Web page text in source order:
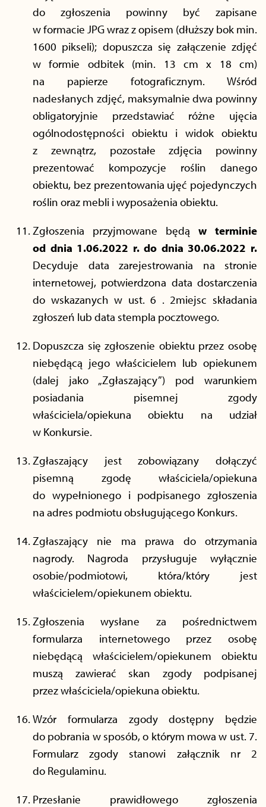
do zgłoszenia powinny być zapisane
w formacie JPG wraz z opisem (dłuższy bok min.
1600 pikseli); dopuszcza się załączenie zdjęć
w formie odbitek (min. 13 cm x 18 cm)
na papierze fotograficznym. Wśród
nadesłanych zdjęć, maksymalnie dwa powinny
obligatoryjnie przedstawiać różne ujęcia
ogólnodostępności obiektu i widok obiektu
z zewnątrz, pozostałe zdjęcia powinny
prezentować kompozycje roślin danego
obiektu, bez prezentowania ujęć pojedynczych
roślin oraz mebli i wyposażenia obiektu.
Zgłoszenia przyjmowane będą w terminie
od dnia 1.06.2022 r. do dnia 30.06.2022 r.
Decyduje data zarejestrowania na stronie
internetowej, potwierdzona data dostarczenia
do wskazanych w ust. 6 . 2miejsc składania
zgłoszeń lub data stempla pocztowego.
Dopuszcza się zgłoszenie obiektu przez osobę
niebędącą jego właścicielem lub opiekunem
(dalej jako „Zgłaszający”) pod warunkiem
posiadania pisemnej zgody
właściciela/opiekuna obiektu na udział
w Konkursie.
Zgłaszający jest zobowiązany dołączyć
pisemną zgodę właściciela/opiekuna
do wypełnionego i podpisanego zgłoszenia
na adres podmiotu obsługującego Konkurs.
Zgłaszający nie ma prawa do otrzymania
nagrody. Nagroda przysługuje wyłącznie
osobie/podmiotowi, która/który jest
właścicielem/opiekunem obiektu.
Zgłoszenia wysłane za pośrednictwem
formularza internetowego przez osobę
niebędącą właścicielem/opiekunem obiektu
muszą zawierać skan zgody podpisanej
przez właściciela/opiekuna obiektu.
Wzór formularza zgody dostępny będzie
do pobrania w sposób, o którym mowa w ust. 7.
Formularz zgody stanowi załącznik nr 2
do Regulaminu.
Przesłanie prawidłowego zgłoszenia